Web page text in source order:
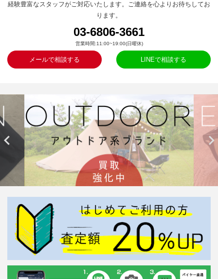
経験豊富なスタッフがご対応いたします。ご連絡を心よりお待ちしてお
ります。
03-6806-3661
営業時間:11:00~19:00(日曜休)
メールで相談する LINEで相談する
 